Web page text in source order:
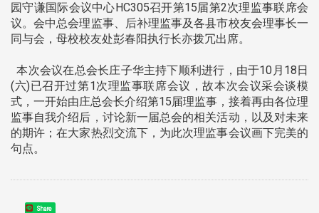
园守谦国际会议中心HC305召开第15届第2次理监事联席会
议。会中总会理监事、后补理监事及各县市校友会理事长一
同与会，母校校友处彭春阳执行长亦拨冗出席。
本次会议在总会长庄子华主持下顺利进行，由于10月18日
(六)已召开过第1次理监事联席会议，故本次会议采会谈模
式，一开始由庄总会长介绍第15届理监事，接着再由各位理
监事自我介绍后，讨论新一届总会的相关活动，以及对未来
的期许；在大家热烈交流下，为此次理监事会议画下完美的
句点。
Share